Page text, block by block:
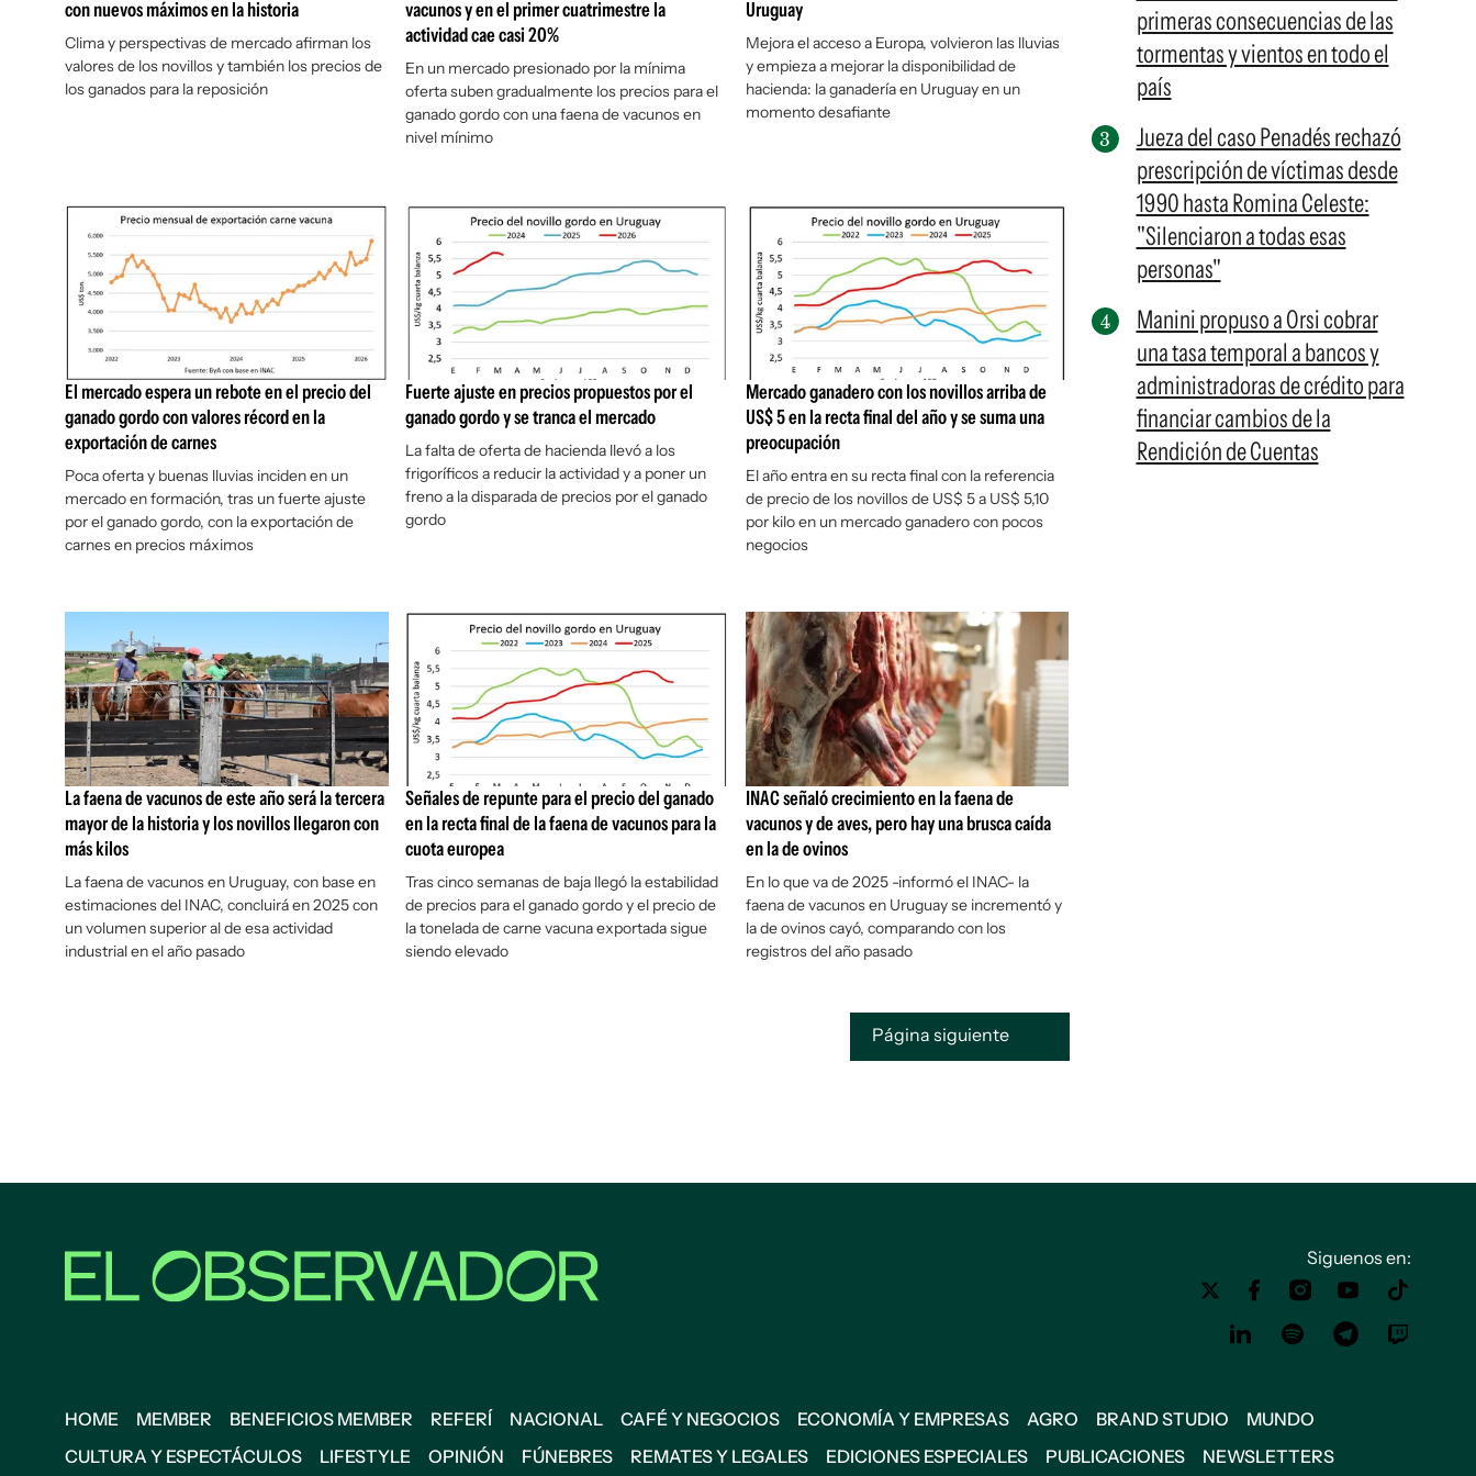
con nuevos máximos en la historia
Clima y perspectivas de mercado afirman los
valores de los novillos y también los precios de
los ganados para la reposición
vacunos y en el primer cuatrimestre la
actividad cae casi 20%
En un mercado presionado por la mínima
oferta suben gradualmente los precios para el
ganado gordo con una faena de vacunos en
nivel mínimo
Uruguay
Mejora el acceso a Europa, volvieron las lluvias
y empieza a mejorar la disponibilidad de
hacienda: la ganadería en Uruguay en un
momento desafiante
El mercado espera un rebote en el precio del
ganado gordo con valores récord en la
exportación de carnes
Poca oferta y buenas lluvias inciden en un
mercado en formación, tras un fuerte ajuste
por el ganado gordo, con la exportación de
carnes en precios máximos
Fuerte ajuste en precios propuestos por el
ganado gordo y se tranca el mercado
La falta de oferta de hacienda llevó a los
frigoríficos a reducir la actividad y a poner un
freno a la disparada de precios por el ganado
gordo
Mercado ganadero con los novillos arriba de
US$ 5 en la recta final del año y se suma una
preocupación
El año entra en su recta final con la referencia
de precio de los novillos de US$ 5 a US$ 5,10
por kilo en un mercado ganadero con pocos
negocios
La faena de vacunos de este año será la tercera
mayor de la historia y los novillos llegaron con
más kilos
La faena de vacunos en Uruguay, con base en
estimaciones del INAC, concluirá en 2025 con
un volumen superior al de esa actividad
industrial en el año pasado
Señales de repunte para el precio del ganado
en la recta final de la faena de vacunos para la
cuota europea
Tras cinco semanas de baja llegó la estabilidad
de precios para el ganado gordo y el precio de
la tonelada de carne vacuna exportada sigue
siendo elevado
INAC señaló crecimiento en la faena de
vacunos y de aves, pero hay una brusca caída
en la de ovinos
En lo que va de 2025 -informó el INAC- la
faena de vacunos en Uruguay se incrementó y
la de ovinos cayó, comparando con los
registros del año pasado
Página siguiente
primeras consecuencias de las
tormentas y vientos en todo el
país
Jueza del caso Penadés rechazó
prescripción de víctimas desde
1990 hasta Romina Celeste:
"Silenciaron a todas esas
personas"
Manini propuso a Orsi cobrar
una tasa temporal a bancos y
administradoras de crédito para
financiar cambios de la
Rendición de Cuentas
Siguenos en:
HOME MEMBER BENEFICIOS MEMBER REFERÍ NACIONAL CAFÉ Y NEGOCIOS ECONOMÍA Y EMPRESAS AGRO BRAND STUDIO
MUNDO
CULTURA Y ESPECTÁCULOS
LIFESTYLE OPINIÓN FÚNEBRES REMATES Y LEGALES EDICIONES ESPECIALES PUBLICACIONES NEWSLETTERS